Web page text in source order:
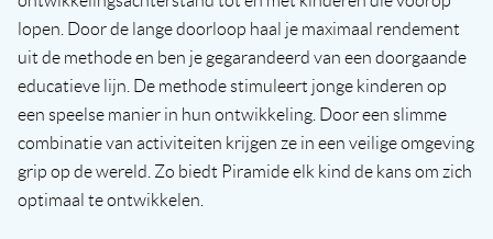
lopen. Door de lange doorloop haal je maximaal rendement
uit de methode en ben je gegarandeerd van een doorgaande
educatieve lijn. De methode stimuleert jonge kinderen op
een speelse manier in hun ontwikkeling. Door een slimme
combinatie van activiteiten krijgen ze in een veilige omgeving
grip op de wereld. Zo biedt Piramide elk kind de kans om zich
optimaal te ontwikkelen.